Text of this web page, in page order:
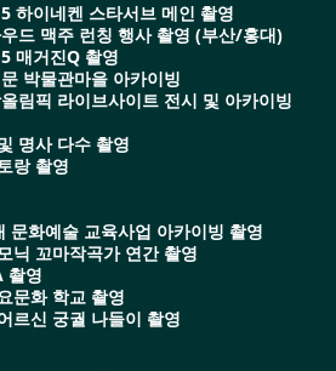
하이네켄 스타서브 메인 촬영
드 맥주 런칭 행사 촬영 (부산/홍대)
매거진Q 촬영
박물관마을 아카이빙
림픽 라이브사이트 전시 및 아카이빙
명사 다수 촬영
랑 촬영
문화예술 교육사업 아카이빙 촬영
닉 꼬마작곡가 연간 촬영
촬영
문화 학교 촬영
르신 궁궐 나들이 촬영